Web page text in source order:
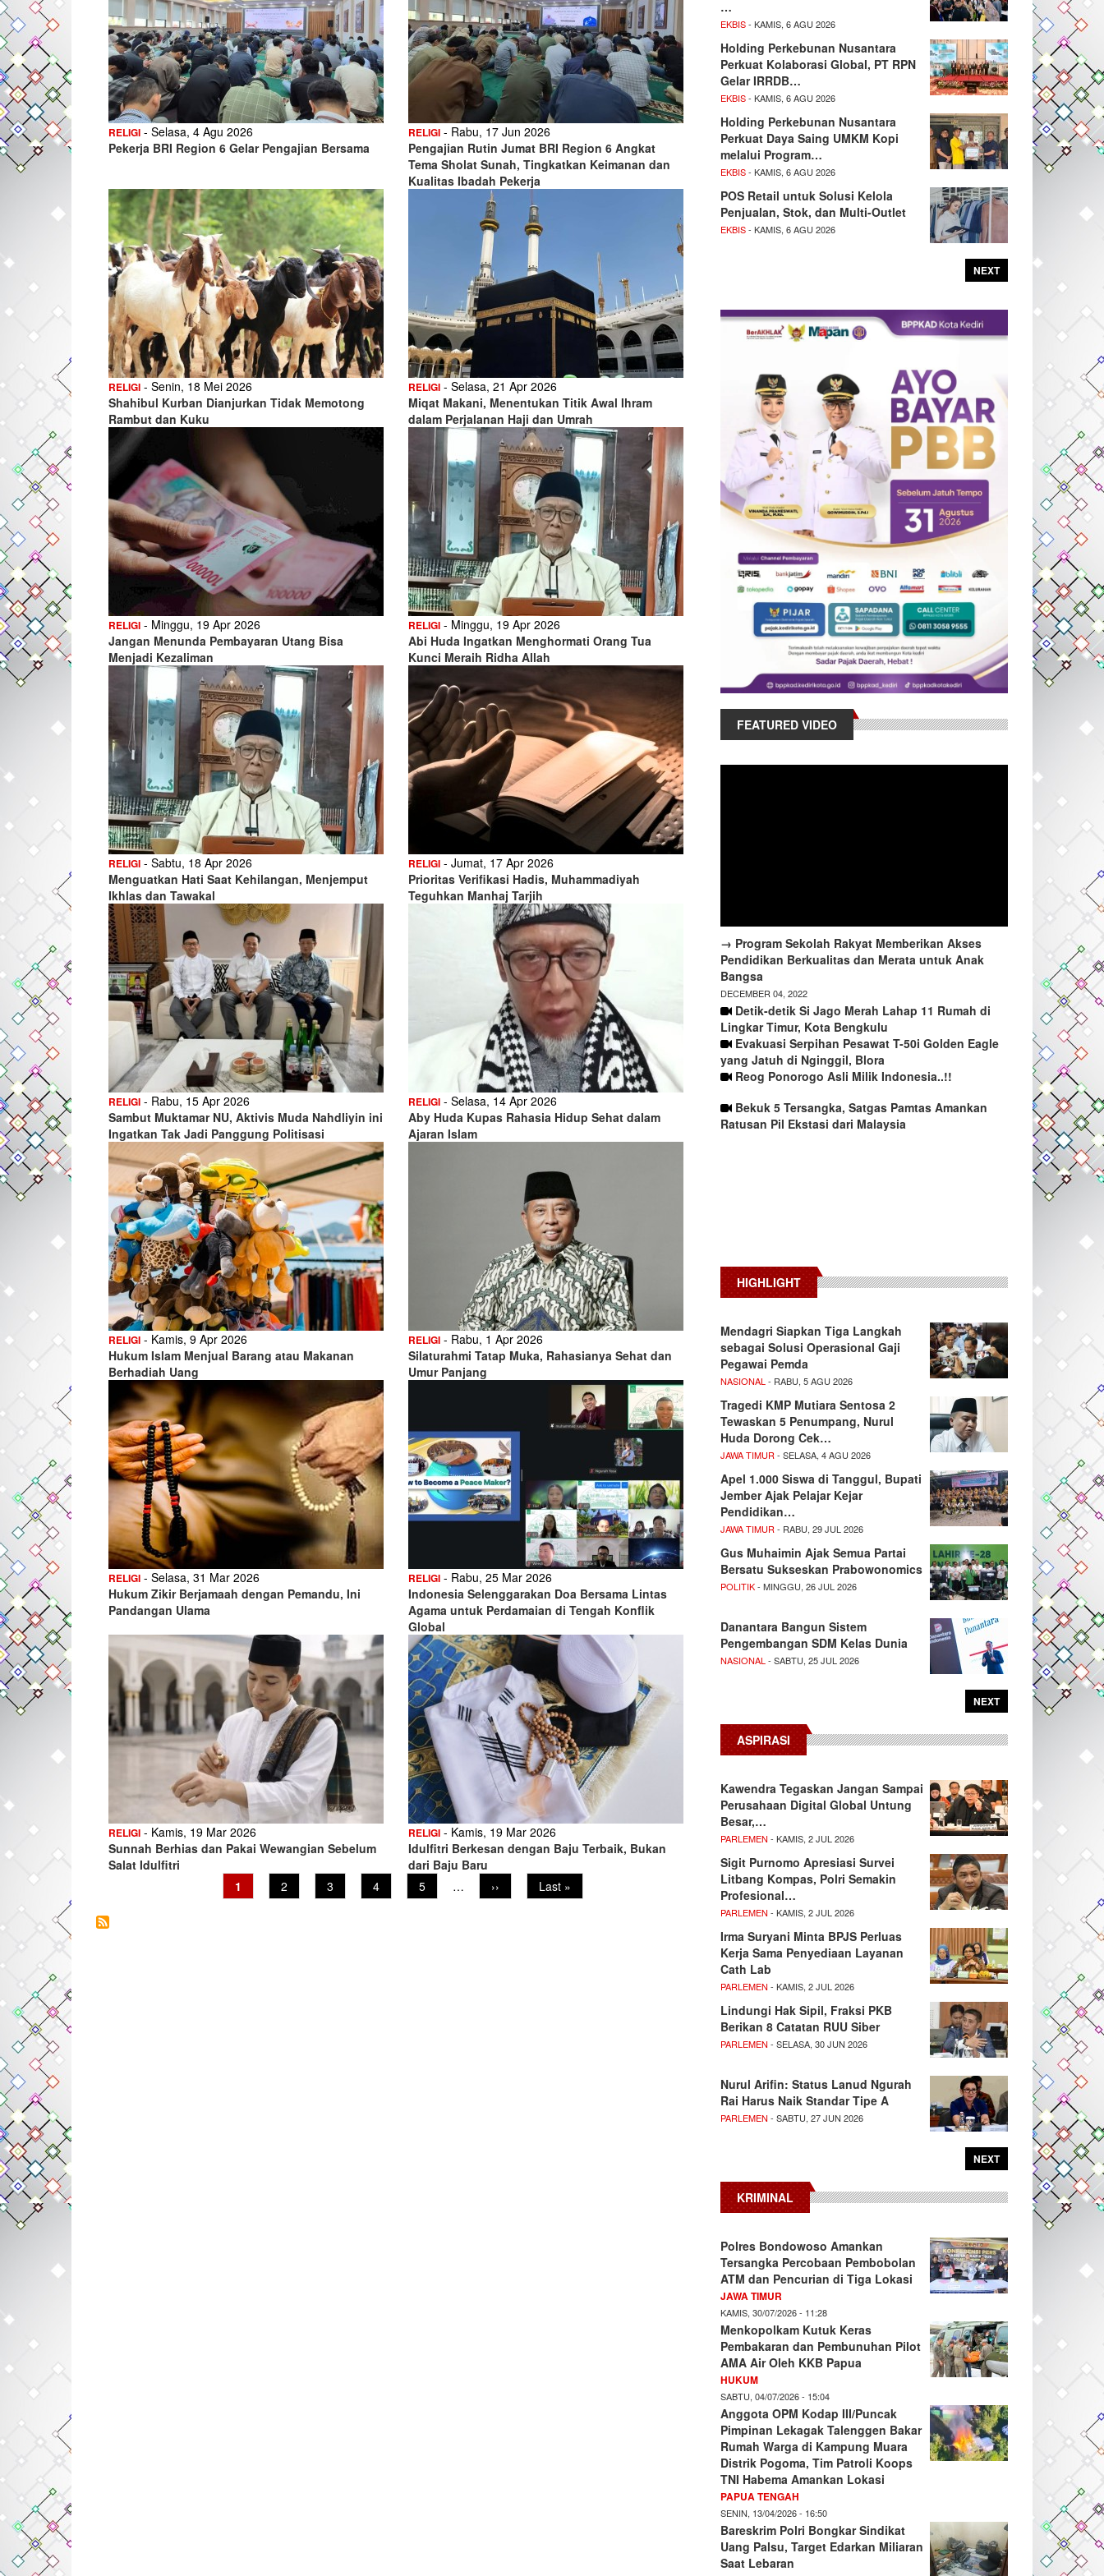
RELIGI - Selasa, 4 Agu 2026
Pekerja BRI Region 6 Gelar Pengajian Bersama
RELIGI - Rabu, 17 Jun 2026
Pengajian Rutin Jumat BRI Region 6 Angkat
Tema Sholat Sunah, Tingkatkan Keimanan dan
Kualitas Ibadah Pekerja
RELIGI - Senin, 18 Mei 2026
Shahibul Kurban Dianjurkan Tidak Memotong
Rambut dan Kuku
RELIGI - Selasa, 21 Apr 2026
Miqat Makani, Menentukan Titik Awal Ihram
dalam Perjalanan Haji dan Umrah
RELIGI - Minggu, 19 Apr 2026
Jangan Menunda Pembayaran Utang Bisa
Menjadi Kezaliman
RELIGI - Minggu, 19 Apr 2026
Abi Huda Ingatkan Menghormati Orang Tua
Kunci Meraih Ridha Allah
RELIGI - Sabtu, 18 Apr 2026
Menguatkan Hati Saat Kehilangan, Menjemput
Ikhlas dan Tawakal
RELIGI - Jumat, 17 Apr 2026
Prioritas Verifikasi Hadis, Muhammadiyah
Teguhkan Manhaj Tarjih
RELIGI - Rabu, 15 Apr 2026
Sambut Muktamar NU, Aktivis Muda Nahdliyin ini
Ingatkan Tak Jadi Panggung Politisasi
RELIGI - Selasa, 14 Apr 2026
Aby Huda Kupas Rahasia Hidup Sehat dalam
Ajaran Islam
RELIGI - Kamis, 9 Apr 2026
Hukum Islam Menjual Barang atau Makanan
Berhadiah Uang
RELIGI - Rabu, 1 Apr 2026
Silaturahmi Tatap Muka, Rahasianya Sehat dan
Umur Panjang
RELIGI - Selasa, 31 Mar 2026
Hukum Zikir Berjamaah dengan Pemandu, Ini
Pandangan Ulama
RELIGI - Rabu, 25 Mar 2026
Indonesia Selenggarakan Doa Bersama Lintas
Agama untuk Perdamaian di Tengah Konflik
Global
RELIGI - Kamis, 19 Mar 2026
Sunnah Berhias dan Pakai Wewangian Sebelum
Salat Idulfitri
RELIGI - Kamis, 19 Mar 2026
Idulfitri Berkesan dengan Baju Terbaik, Bukan
dari Baju Baru
Current
page
1 Page
2 Page
3 Page
4 Page
5 …
Next
page
››
Last
page
Last »
…
EKBIS- KAMIS, 6 AGU 2026
Holding Perkebunan Nusantara
Perkuat Kolaborasi Global, PT RPN
Gelar IRRDB…
EKBIS- KAMIS, 6 AGU 2026
Holding Perkebunan Nusantara
Perkuat Daya Saing UMKM Kopi
melalui Program…
EKBIS- KAMIS, 6 AGU 2026
POS Retail untuk Solusi Kelola
Penjualan, Stok, dan Multi-Outlet
EKBIS- KAMIS, 6 AGU 2026
NEXT
FEATURED VIDEO
→ Program Sekolah Rakyat Memberikan Akses
Pendidikan Berkualitas dan Merata untuk Anak
Bangsa
DECEMBER 04, 2022
Detik-detik Si Jago Merah Lahap 11 Rumah di
Lingkar Timur, Kota Bengkulu
Evakuasi Serpihan Pesawat T-50i Golden Eagle
yang Jatuh di Nginggil, Blora
Reog Ponorogo Asli Milik Indonesia..!!
Bekuk 5 Tersangka, Satgas Pamtas Amankan
Ratusan Pil Ekstasi dari Malaysia
HIGHLIGHT
Mendagri Siapkan Tiga Langkah
sebagai Solusi Operasional Gaji
Pegawai Pemda
NASIONAL - RABU, 5 AGU 2026
Tragedi KMP Mutiara Sentosa 2
Tewaskan 5 Penumpang, Nurul
Huda Dorong Cek…
JAWA TIMUR - SELASA, 4 AGU 2026
Apel 1.000 Siswa di Tanggul, Bupati
Jember Ajak Pelajar Kejar
Pendidikan…
JAWA TIMUR - RABU, 29 JUL 2026
Gus Muhaimin Ajak Semua Partai
Bersatu Sukseskan Prabowonomics
POLITIK- MINGGU, 26 JUL 2026
Danantara Bangun Sistem
Pengembangan SDM Kelas Dunia
NASIONAL - SABTU, 25 JUL 2026
NEXT
ASPIRASI
Kawendra Tegaskan Jangan Sampai
Perusahaan Digital Global Untung
Besar,…
PARLEMEN - KAMIS, 2 JUL 2026
Sigit Purnomo Apresiasi Survei
Litbang Kompas, Polri Semakin
Profesional…
PARLEMEN - KAMIS, 2 JUL 2026
Irma Suryani Minta BPJS Perluas
Kerja Sama Penyediaan Layanan
Cath Lab
PARLEMEN - KAMIS, 2 JUL 2026
Lindungi Hak Sipil, Fraksi PKB
Berikan 8 Catatan RUU Siber
PARLEMEN - SELASA, 30 JUN 2026
Nurul Arifin: Status Lanud Ngurah
Rai Harus Naik Standar Tipe A
PARLEMEN - SABTU, 27 JUN 2026
NEXT
KRIMINAL
Polres Bondowoso Amankan
Tersangka Percobaan Pembobolan
ATM dan Pencurian di Tiga Lokasi
JAWA TIMUR
KAMIS, 30/07/2026 - 11:28
Menkopolkam Kutuk Keras
Pembakaran dan Pembunuhan Pilot
AMA Air Oleh KKB Papua
HUKUM
SABTU, 04/07/2026 - 15:04
Anggota OPM Kodap III/Puncak
Pimpinan Lekagak Talenggen Bakar
Rumah Warga di Kampung Muara
Distrik Pogoma, Tim Patroli Koops
TNI Habema Amankan Lokasi
PAPUA TENGAH
SENIN, 13/04/2026 - 16:50
Bareskrim Polri Bongkar Sindikat
Uang Palsu, Target Edarkan Miliaran
Saat Lebaran